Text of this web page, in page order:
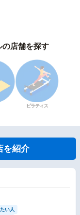
店舗を探す
ピラティス
を紹介
い人